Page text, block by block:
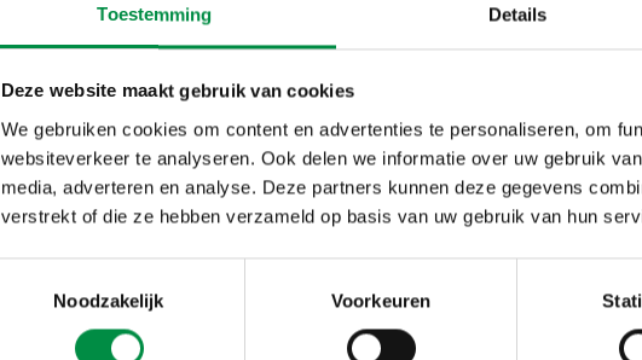
Toestemming Details
Deze website maakt gebruik van cookies
We gebruiken cookies om content en advertenties te personaliseren, om
websiteverkeer te analyseren. Ook delen we informatie over uw gebruik
media, adverteren en analyse. Deze partners kunnen deze gegevens
verstrekt of die ze hebben verzameld op basis van uw gebruik van hun
Noodzakelijk
Voorkeuren
Volgens de geïnterviewden levert de samenwerking tussen het
voor medewerkers en voor de organisatie(s) waar zij werkzaam
Een gezamenlijke visie en gezamenlijke afspraken en regels
schoolorganisaties bij het creëren van een veilige omgeving
de opvang naar het onderwijs gaan, of juist van het onderwijs
dezelfde regels en afspraken en is er eenzelfde pedagogisch
hiermee geboden wordt, is volgens de geïnterviewden
kinderen.